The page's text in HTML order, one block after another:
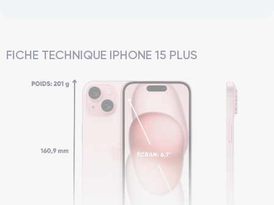
FICHE TECHNIQUE IPHONE 15 PLUS